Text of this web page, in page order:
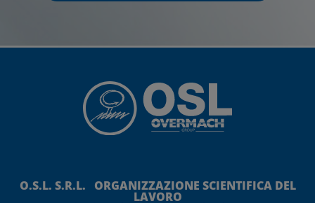
O.S.L. S.R.L. ORGANIZZAZIONE SCIENTIFICA DEL
LAVORO